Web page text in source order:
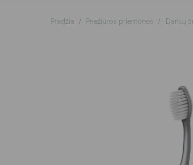
Pradžia / Priežiūros priemonės / Dantų